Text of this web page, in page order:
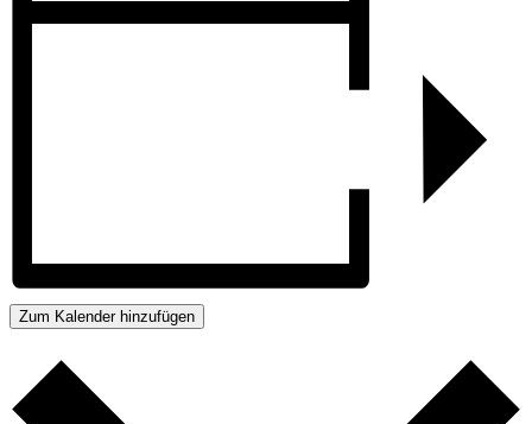
Zum Kalender hinzufügen